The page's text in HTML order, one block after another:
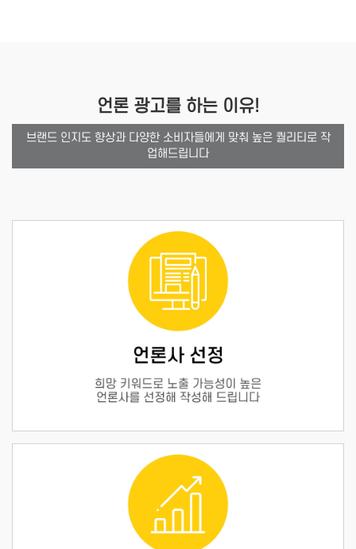
언론 광고를 하는 이유!
브랜드 인지도 향상과 다양한 소비자들에게 맞춰 높은 퀄리티로 작
업해드립니다